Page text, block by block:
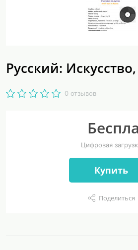
Русский:
0 отзывов
Цифровая
Купить
Поделиться